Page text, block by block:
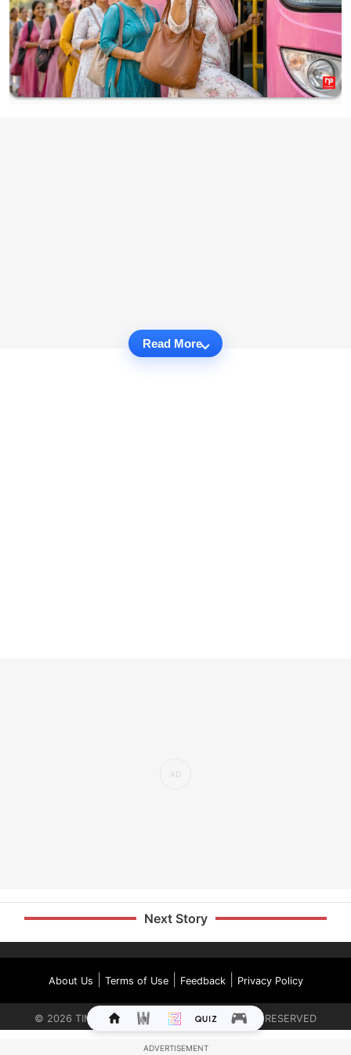
Read More
Next Story
About Us Terms of Use| Feedback| Privacy Policy
© 2026 TIMES INTERNET LIMITED. ALL RIGHTS RESERVED